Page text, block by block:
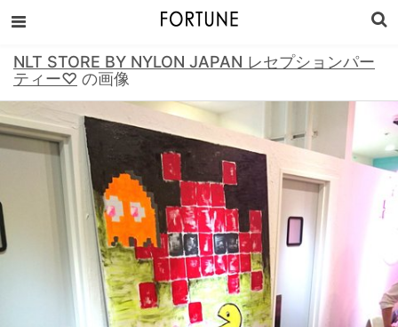
NLT STORE BY NYLON JAPAN レセプションパー
ティー♡ の画像